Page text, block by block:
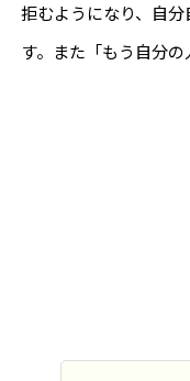
拒むようになり、自
す。また「もう自分